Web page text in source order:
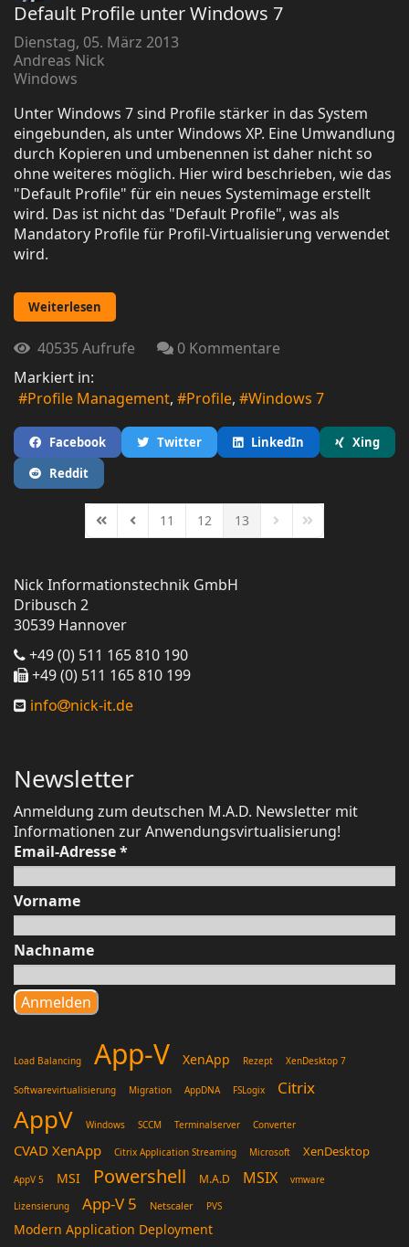
Default Profile unter Windows 7
Dienstag, 05. März 2013
Andreas Nick
Windows
Unter Windows 7 sind Profile stärker in das System
eingebunden, als unter Windows XP. Eine Umwandlung
durch Kopieren und umbenennen ist daher nicht so
ohne weiteres möglich. Hier wird beschrieben, wie das
"Default Profile" für ein neues Systemimage erstellt
wird. Das ist nicht das "Default Profile", was als
Mandatory Profile für Profil-Virtualisierung verwendet
wird.
Weiterlesen
40535 Aufrufe
0 Kommentare
Markiert in:
Profile Management
Profile Windows 7
Facebook Twitter LinkedIn
Xing
Reddit
First PagePrevious Page
11 12 13 Next PageLast Page
Nick Informationstechnik GmbH
Dribusch 2
30539 Hannover
+49 (0) 511 165 810 190
+49 (0) 511 165 810 199
info
nick-it.de
Newsletter
Anmeldung zum deutschen M.A.D. Newsletter mit
Informationen zur Anwendungsvirtualisierung!
Email-Adresse*
Vorname
Nachname
Load Balancing App-V XenApp Rezept XenDesktop 7
Softwarevirtualisierung Migration AppDNA FSLogix Citrix
AppV Windows SCCM Terminalserver Converter
CVAD XenApp Citrix Application Streaming Microsoft XenDesktop
AppV 5 MSI Powershell M.A.D MSIX vmware
Lizensierung App-V 5 Netscaler PVS
Modern Application Deployment